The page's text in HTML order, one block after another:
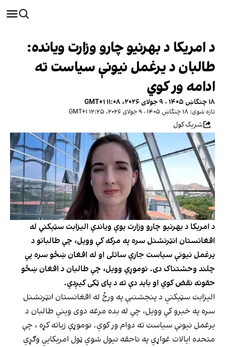
د امریکا د بهرنیو چارو وزارت ویانده:
طالبان د یرغمل نیونې سیاست ته
ادامه ور کوي
۱۸ چنگاښ ۱۴۰۵ - ۹ جولای ۲۰۲۶، ۱۱:۰۸ GMT+۱
تازه شوی: ۱۸ چنگاښ ۱۴۰۵ - ۹ جولای ۲۰۲۶، ۱۲:۲۵ GMT+۱
شریک کول
د امریکا د بهرنیو چارو وزارت یوې ویاندې الیزابت سټېکني له
افغانستان انټرنشنل سره په مرکه کې وویل، چې طالبانو د
یرغمل نیونې سیاست جاري ساتلی او له افغان ښځو سره یې
چلند وحشتناک دی. نوموړې وویل، چې طالبان د افغان ښځو
حقونه نقض کوي او باید دې ته د پای ټکی کیږدي.
الیزابت سټېکني د پنجشنبې په ورځ له افغانستان انټرنشنل
سره په خبرو کې وویل، چې له بده مرغه دوی ویني طالبان د
یرغمل نیونې سیاست ته دوام ور کوي. نوموړې زیاته کړه ، چې
متحده ایالات غواړي په ناحقه نیول شوي ټول امریکايي وګړي